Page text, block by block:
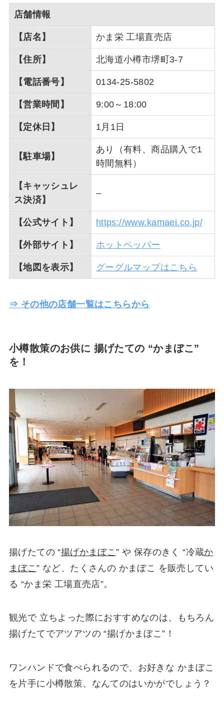
店舗情報
【店名】 かま栄 工場直売店
【住所】 北海道小樽市堺町3-7
【電話番号】 0134-25-5802
【営業時間】 9:00～18:00
【定休日】 1月1日
【駐車場】
あり（有料、商品購入で1
時間無料）
【キャッシュレ
ス決済】
–
【公式サイト】 https://www.kamaei.co.jp/
【外部サイト】 ホットペッパー
【地図を表示】 グーグルマップはこちら
⇒ その他の店舗一覧はこちらから
小樽散策のお供に 揚げたての “かまぼこ”
を！
揚げたての “揚げかまぼこ” や 保存のきく “冷蔵か
まぼこ” など、たくさんの かまぼこ を販売してい
る “かま栄 工場直売店”。
観光で 立ちよった際におすすめなのは、もちろん
揚げたてでアツアツの “揚げかまぼこ”！
ワンハンドで食べられるので、お好きな かまぼこ
を片手に小樽散策、なんてのはいかがでしょう？